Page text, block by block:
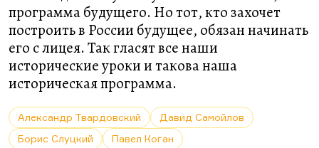
программа будущего. Но тот, кто захочет
построить в России будущее, обязан начинать
его с лицея. Так гласят все наши
исторические уроки и такова наша
историческая программа.
Александр Твардовский
Давид Самойлов
Борис Слуцкий
Павел Коган